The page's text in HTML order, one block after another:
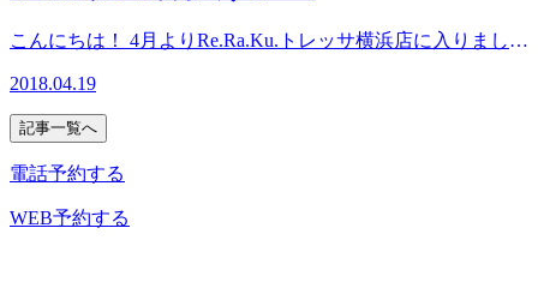
分 明治製菓研究所前下車徒歩約3分
トでのご予約も承っていますので、ご来店お待ちしておりま
す！(^^♪
トレッサ横浜 南棟２Ｆ 肩甲骨ストレッチに注目したリラ
ク系ボディケアを是非体験してください！ 電話予約：045-
489-3808 オンライン予約：https://reraku.jp/studio/tressa トレッ
サ横浜店は、肩甲骨ストレッチに注目した全身のボディケア
マッサージと同じくらい気持ちがいいリラク系ボディケアを
489-3808 オンライン予約：https://reraku.jp/studio/tressa トレッ
と足裏のリフレクソロジーを中心に施術を行っております！
マッサージと同じくらい気持ちがいいリラク系ボディケアを
是非体験してください！ 綱島、鶴見、大倉山、新横浜から
アクセスできます！ 【営業時間】 10時～21時 【住所】 神奈
川県横浜市港北区師岡町700番地トレッサ横浜 南棟2Ｆ JR
新横浜より横浜市営バスまたは臨港バス「鶴見駅西口」行き
トレッサ横浜 南棟２Ｆ 肩甲骨ストレッチに注目したリラ
ク系ボディケアを是非体験してください！ 電話予約：045-
489-3808 オンライン予約：https://reraku.jp/studio/tressa トレッ
と足裏のリフレクソロジーを中心に施術を行っております！
是非体験してください！ 綱島、鶴見、大倉山、新横浜から
アクセスできます！ 【営業時間】 10時～21時 【住所】 神奈
川県横浜市港北区師岡町700番地トレッサ横浜 南棟2Ｆ JR
さん(*´ ︶ `*)♡ EXILEのLIVEも待ち遠しいです！ トレッ
サ横浜店の中で1番の若手ですが、 笑顔と元気で頑張ります
ので よろしくお願い致します！！
トレッサ横浜 南棟２Ｆ 肩甲骨ストレッチに注目したリラ
ク系ボディケアを是非体験してください！ 電話予約：045-
サ横浜店は、肩甲骨ストレッチに注目した全身のボディケア
こんにちは！ 4月よりRe.Ra.Ku.トレッサ横浜店に入りました
っちょってなぜか呼ばれています(笑) 簡単な自己紹介させて
いただくと…… 第一印象は優しさと笑顔！ 好きなことは映
画鑑賞、バスケ、陸上、ボルダリング、スノボ、インライン
スケート、アウトドア全般…etc 最近だと韓国に行きまし
話聞くのも大好きです！ 皆さんの疲れを吹き飛ばす気持ち
2018.04.19
記事一覧へ
電話予約する
WEB予約する